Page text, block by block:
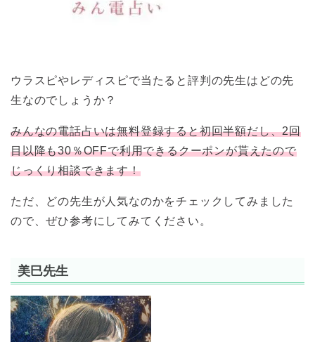
ウラスピやレディスピで当たると評判の先生はどの先
生なのでしょうか？
みんなの電話占いは無料登録すると初回半額だし、2回
目以降も30％OFFで利用できるクーポンが貰えたので
じっくり相談できます！
ただ、どの先生が人気なのかをチェックしてみました
ので、ぜひ参考にしてみてください。
美巳先生